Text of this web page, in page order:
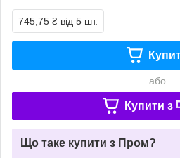
745,75 ₴ від 5 шт.
або
Купити з
Що таке купити з Пром?